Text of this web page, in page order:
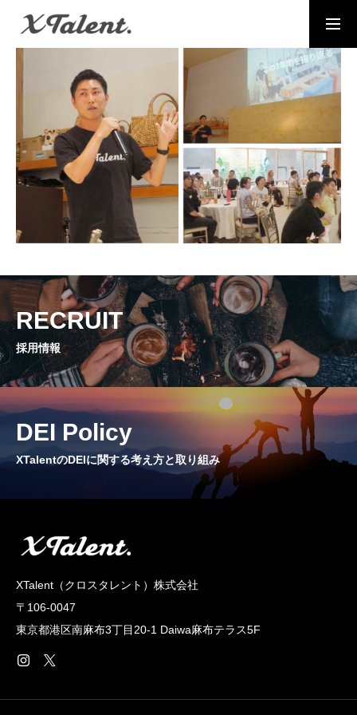
採用情報 お問い合わせ
MESSAGE
代表メッセージ
PRESIDENT
Service
MEMBERS
社員一覧
CROSS TALK
インタビュー / 座談会
RECRUIT
採用情報
NEWS
会社概要
RECRUIT
採用情報
DEI Policy
XTalentのDEIに関する考え方と取り組み
XTalent（クロスタレント）株式会社
〒106-0047
東京都港区南麻布3丁目20‐1 Daiwa麻布テラス5F